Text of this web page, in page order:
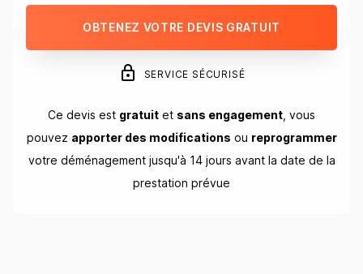
OBTENEZ VOTRE DEVIS GRATUIT
SERVICE SÉCURISÉ
Ce devis est gratuit et sans engagement , vous
pouvez apporter des modifications ou reprogrammer
votre déménagement jusqu'à 14 jours avant la date de la
prestation prévue